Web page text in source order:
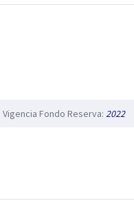
Vigencia Fondo Reserva: 2022